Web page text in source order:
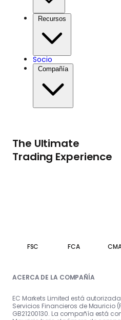
Recursos
Socio
Compañía
The Ultimate
Trading Experience
FSC FCA
ACERCA DE LA COMPAÑÍA
EC Markets Limited está
Servicios Financieros de Mauricio
GB21200130. La compañía está